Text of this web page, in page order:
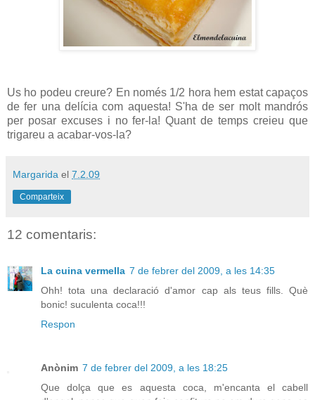
Us ho podeu creure? En només 1/2 hora hem estat capaços
de fer una delícia com aquesta! S'ha de ser molt mandrós
per posar excuses i no fer-la! Quant de temps creieu que
trigareu a acabar-vos-la?
Margarida el 7.2.09
Comparteix
12 comentaris:
La cuina vermella 7 de febrer del 2009, a les 14:35
Ohh! tota una declaració d'amor cap als teus fills. Què
bonic! suculenta coca!!!
Respon
Anònim 7 de febrer del 2009, a les 18:25
Que dolça que es aquesta coca, m'encanta el cabell